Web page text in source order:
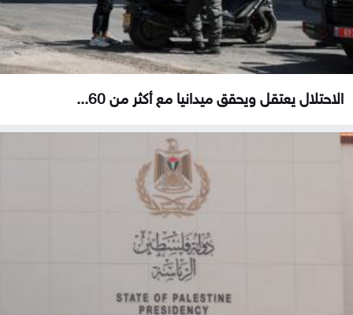
الاحتلال يعتقل ويحقق ميدانيا مع أكثر من 60...